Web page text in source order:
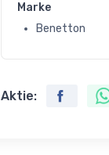
Marke
Benetton
Aktie: